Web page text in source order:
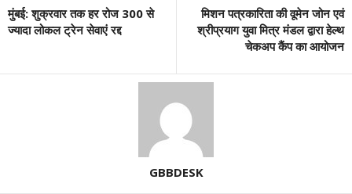
मुंबई: शुक्रवार तक हर रोज 300 से
ज्यादा लोकल ट्रेन सेवाएं रद्द
मिशन पत्रकारिता की वूमेन जोन एवं
श्रीप्रयाग युवा मित्र मंडल द्वारा हेल्थ
चेकअप कैंप का आयोजन
GBBDESK